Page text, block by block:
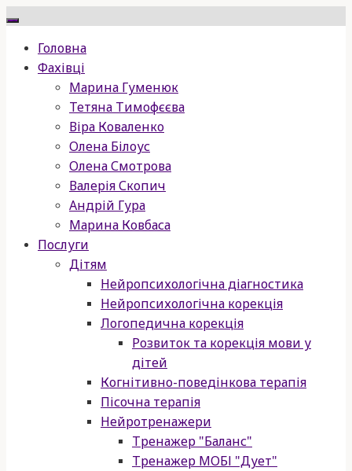
Skip
contentГоловна
Фахівці
Марина Гуменюк
Тетяна Тимофєєва
Віра Коваленко
Олена Білоус
Олена Смотрова
Валерія Скопич
Андрій Гура
Марина Ковбаса
Послуги
Дітям
Нейропсихологічна діагностика
Нейропсихологічна корекція
Логопедична корекція
Розвиток та корекція мови у
дітей
Когнітивно-поведінкова терапія
Пісочна терапія
Нейротренажери
Тренажер "Баланс"
Тренажер МОБІ "Дует"